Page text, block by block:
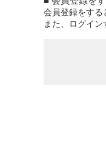
会員登録をする
また、ログイ